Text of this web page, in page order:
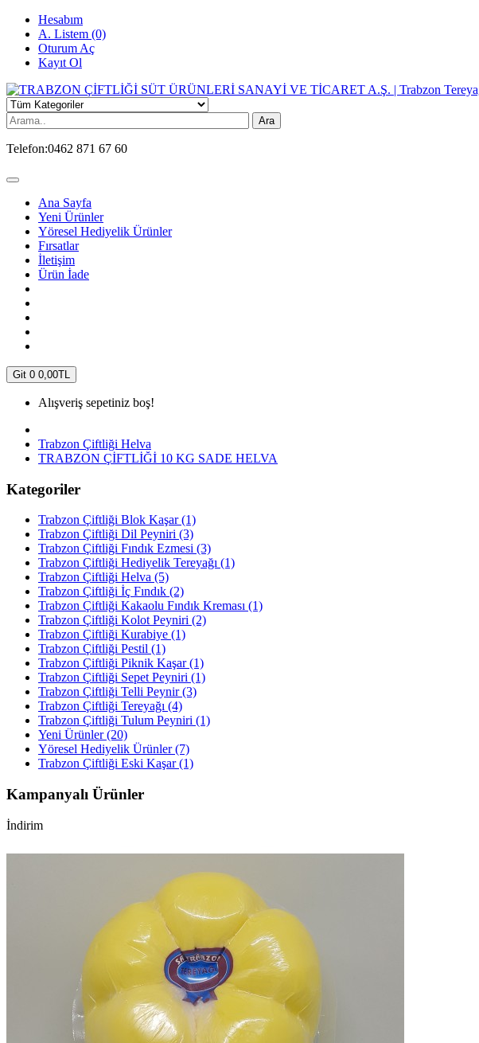
Hesabım
A. Listem (0)
Oturum Aç
Kayıt Ol
Ara
Telefon:0462 871 67 60
Ana Sayfa
Yeni Ürünler
Yöresel Hediyelik Ürünler
Fırsatlar
İletişim
Ürün İade
Git 0 0,00TL
Alışveriş sepetiniz boş!
Trabzon Çiftliği Helva
TRABZON ÇİFTLİĞİ 10 KG SADE HELVA
Kategoriler
Trabzon Çiftliği Blok Kaşar (1)
Trabzon Çiftliği Dil Peyniri (3)
Trabzon Çiftliği Fındık Ezmesi (3)
Trabzon Çiftliği Hediyelik Tereyağı (1)
Trabzon Çiftliği Helva (5)
Trabzon Çiftliği İç Fındık (2)
Trabzon Çiftliği Kakaolu Fındık Kreması (1)
Trabzon Çiftliği Kolot Peyniri (2)
Trabzon Çiftliği Kurabiye (1)
Trabzon Çiftliği Pestil (1)
Trabzon Çiftliği Piknik Kaşar (1)
Trabzon Çiftliği Sepet Peyniri (1)
Trabzon Çiftliği Telli Peynir (3)
Trabzon Çiftliği Tereyağı (4)
Trabzon Çiftliği Tulum Peyniri (1)
Yeni Ürünler (20)
Yöresel Hediyelik Ürünler (7)
Trabzon Çiftliği Eski Kaşar (1)
Kampanyalı Ürünler
İndirim